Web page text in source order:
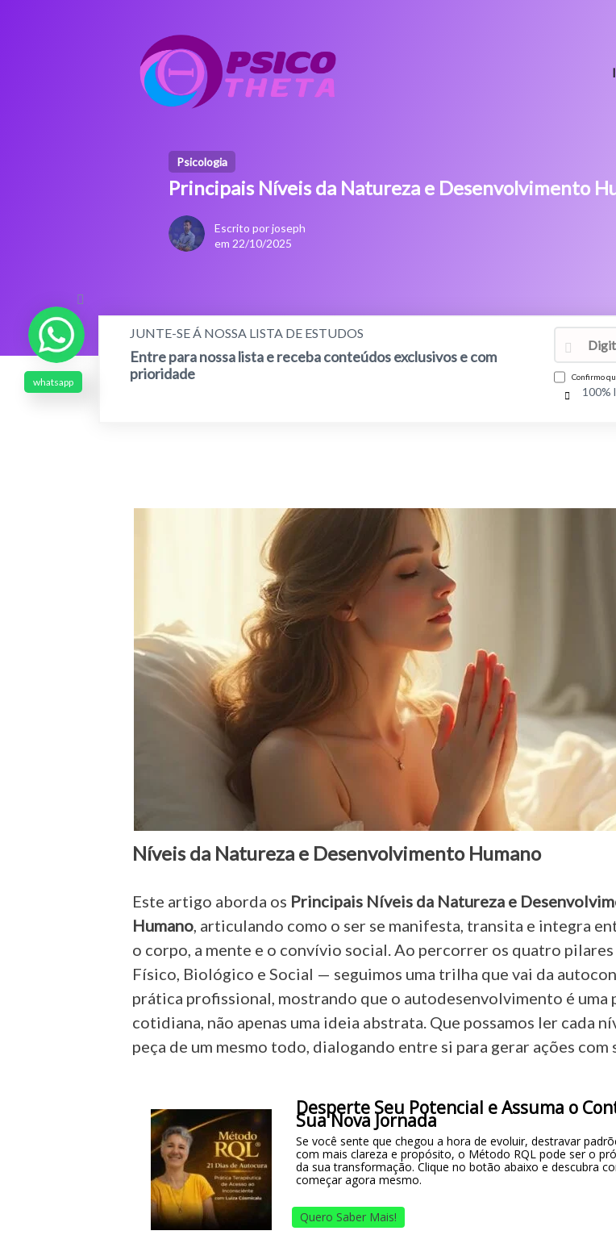
Psicologia
Principais Níveis da Natureza e Desenvolvimento
Escrito por joseph
em 22/10/2025
JUNTE-SE Á NOSSA LISTA DE ESTUDOS
Entre para nossa lista e receba conteúdos exclusivos e com
prioridade
Confirmo
100%
Níveis da Natureza e Desenvolvimento Humano
Este artigo aborda os Principais Níveis da Natureza e
Humano, articulando como o ser se manifesta, transita e integra
o corpo, a mente e o convívio social. Ao percorrer os quatro
Físico, Biológico e Social — seguimos uma trilha que vai da
prática profissional, mostrando que o autodesenvolvimento é uma
cotidiana, não apenas uma ideia abstrata. Que possamos ler cada
peça de um mesmo todo, dialogando entre si para gerar ações
Desperte Seu Potencial e Assuma o
Sua Nova Jornada
Se você sente que chegou a hora de evoluir, destravar
com mais clareza e propósito, o Método RQL pode ser o
da sua transformação. Clique no botão abaixo e descubra
começar agora mesmo.
Quero Saber Mais!
whatsapp